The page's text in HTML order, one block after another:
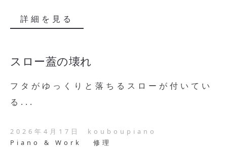
詳細を見る
スロー蓋の壊れ
フタがゆっくりと落ちるスローが付いてい
る...
2026年4月17日
kouboupiano
Piano & Work
修理